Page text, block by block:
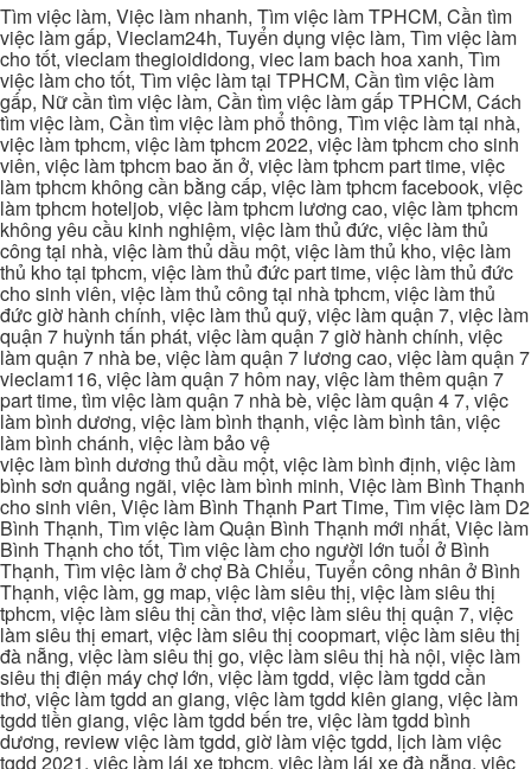
Tìm việc làm, Việc làm nhanh, Tìm việc làm TPHCM, Cần tìm
việc làm gấp, Vieclam24h, Tuyển dụng việc làm, Tìm việc làm
cho tốt, vieclam thegioididong, viec lam bach hoa xanh, Tìm
việc làm cho tốt, Tìm việc làm tại TPHCM, Cần tìm việc làm
gấp, Nữ cần tìm việc làm, Cần tìm việc làm gấp TPHCM, Cách
tìm việc làm, Cần tìm việc làm phổ thông, Tìm việc làm tại nhà,
việc làm tphcm, việc làm tphcm 2022, việc làm tphcm cho sinh
viên, việc làm tphcm bao ăn ở, việc làm tphcm part time, việc
làm tphcm không cần bằng cấp, việc làm tphcm facebook, việc
làm tphcm hoteljob, việc làm tphcm lương cao, việc làm tphcm
không yêu cầu kinh nghiệm, việc làm thủ đức, việc làm thủ
công tại nhà, việc làm thủ dầu một, việc làm thủ kho, việc làm
thủ kho tại tphcm, việc làm thủ đức part time, việc làm thủ đức
cho sinh viên, việc làm thủ công tại nhà tphcm, việc làm thủ
đức giờ hành chính, việc làm thủ quỹ, việc làm quận 7, việc làm
quận 7 huỳnh tấn phát, việc làm quận 7 giờ hành chính, việc
làm quận 7 nhà be, việc làm quận 7 lương cao, việc làm quận 7
vieclam116, việc làm quận 7 hôm nay, việc làm thêm quận 7
part time, tìm việc làm quận 7 nhà bè, việc làm quận 4 7, việc
làm bình dương, việc làm bình thạnh, việc làm bình tân, việc
làm bình chánh, việc làm bảo vệ
việc làm bình dương thủ dầu một, việc làm bình định, việc làm
bình sơn quảng ngãi, việc làm bình minh, Việc làm Bình Thạnh
cho sinh viên, Việc làm Bình Thạnh Part Time, Tìm việc làm D2
Bình Thạnh, Tìm việc làm Quận Bình Thạnh mới nhất, Việc làm
Bình Thạnh cho tốt, Tìm việc làm cho người lớn tuổi ở Bình
Thạnh, Tìm việc làm ở chợ Bà Chiểu, Tuyển công nhân ở Bình
Thạnh, việc làm, gg map, việc làm siêu thị, việc làm siêu thị
tphcm, việc làm siêu thị cần thơ, việc làm siêu thị quận 7, việc
làm siêu thị emart, việc làm siêu thị coopmart, việc làm siêu thị
đà nẵng, việc làm siêu thị go, việc làm siêu thị hà nội, việc làm
siêu thị điện máy chợ lớn, việc làm tgdd, việc làm tgdd cần
thơ, việc làm tgdd an giang, việc làm tgdd kiên giang, việc làm
tgdd tiền giang, việc làm tgdd bến tre, việc làm tgdd bình
dương, review việc làm tgdd, giờ làm việc tgdd, lịch làm việc
tgdd 2021, việc làm lái xe tphcm, việc làm lái xe đà nẵng, việc